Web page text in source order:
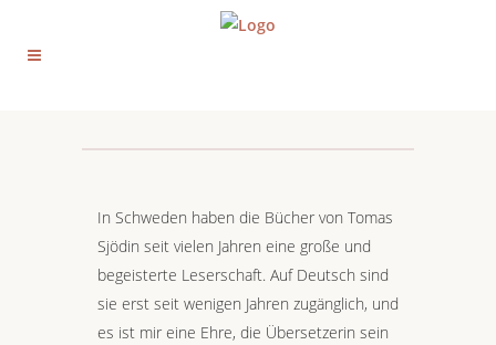
In Schweden haben die Bücher von Tomas
Sjödin seit vielen Jahren eine große und
begeisterte Leserschaft. Auf Deutsch sind
sie erst seit wenigen Jahren zugänglich, und
es ist mir eine Ehre, die Übersetzerin sein